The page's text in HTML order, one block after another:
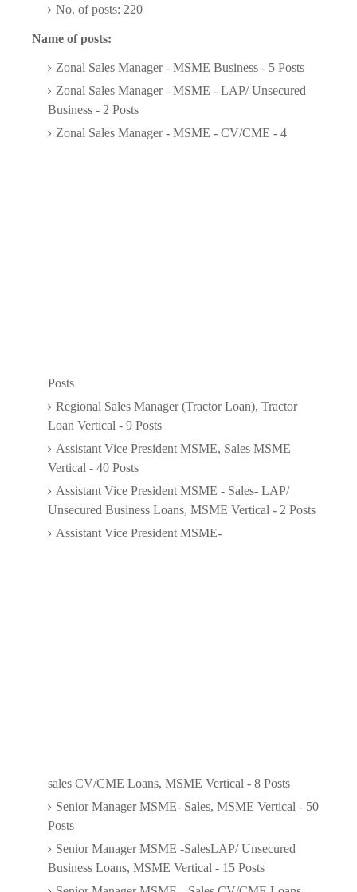
No. of posts: 220
Name of posts:
Zonal Sales Manager - MSME Business - 5 Posts
Zonal Sales Manager - MSME - LAP/ Unsecured
Business - 2 Posts
Zonal Sales Manager - MSME - CV/CME - 4
Posts
Regional Sales Manager (Tractor Loan), Tractor
Loan Vertical - 9 Posts
Assistant Vice President MSME, Sales MSME
Vertical - 40 Posts
Assistant Vice President MSME - Sales- LAP/
Unsecured Business Loans, MSME Vertical - 2 Posts
Assistant Vice President MSME-
sales CV/CME Loans, MSME Vertical - 8 Posts
Senior Manager MSME- Sales, MSME Vertical - 50
Posts
Senior Manager MSME -SalesLAP/ Unsecured
Business Loans, MSME Vertical - 15 Posts